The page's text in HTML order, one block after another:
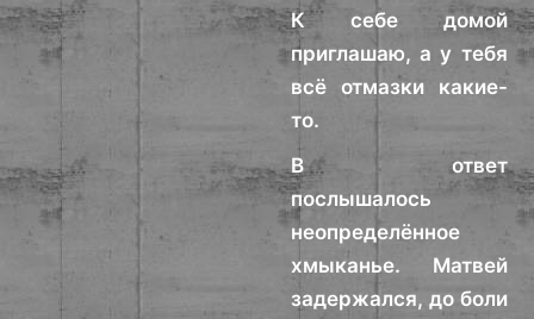
К себе домой
приглашаю, а у тебя
всё отмазки какие-
то.
В ответ
послышалось
неопределённое
хмыканье. Матвей
задержался, до боли